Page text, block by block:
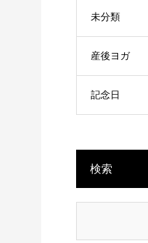
未分類
産後ヨガ
記念日
検索